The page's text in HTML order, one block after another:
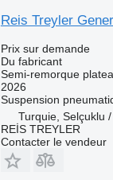
Reis Treyler
Prix sur demande
Du fabricant
Semi-remorque
2026
Suspension
Turquie, Selçuklu /
REİS TREYLER
Contacter le vendeur